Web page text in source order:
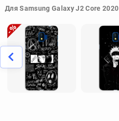
Для Samsung Galaxy J2 Core 2020